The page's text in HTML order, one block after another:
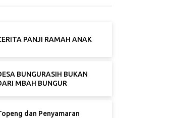
PANJI RAMAH ANAK
BUNGURASIH BUKAN
MBAH BUNGUR
dan Penyamaran